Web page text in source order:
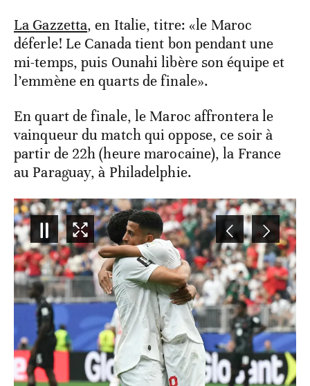
La Gazzetta, en Italie, titre: «le Maroc
déferle! Le Canada tient bon pendant une
mi-temps, puis Ounahi libère son équipe et
l’emmène en quarts de finale».
En quart de finale, le Maroc affrontera le
vainqueur du match qui oppose, ce soir à
partir de 22h (heure marocaine), la France
au Paraguay, à Philadelphie.